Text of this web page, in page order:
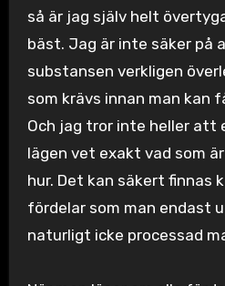
så är jag själv helt
bäst. Jag är inte säker på
substansen verkligen
som krävs innan man kan
Och jag tror inte heller att
lägen vet exakt vad som
hur. Det kan säkert finnas
fördelar som man endast
naturligt icke processad